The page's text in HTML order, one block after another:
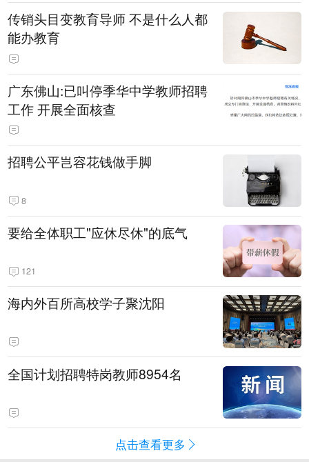
传销头目变教育导师 不是什么人都
能办教育
广东佛山:已叫停季华中学教师招聘
工作 开展全面核查
招聘公平岂容花钱做手脚
8
要给全体职工"应休尽休"的底气
121
海内外百所高校学子聚沈阳
全国计划招聘特岗教师8954名
点击查看更多